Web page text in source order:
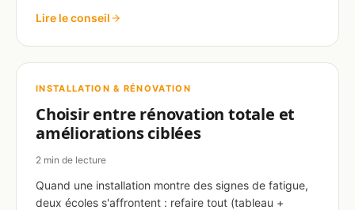
Lire le conseil
INSTALLATION & RÉNOVATION
Choisir entre rénovation totale et
améliorations ciblées
2 min de lecture
Quand une installation montre des signes de fatigue,
deux écoles s'affrontent : refaire tout (tableau +